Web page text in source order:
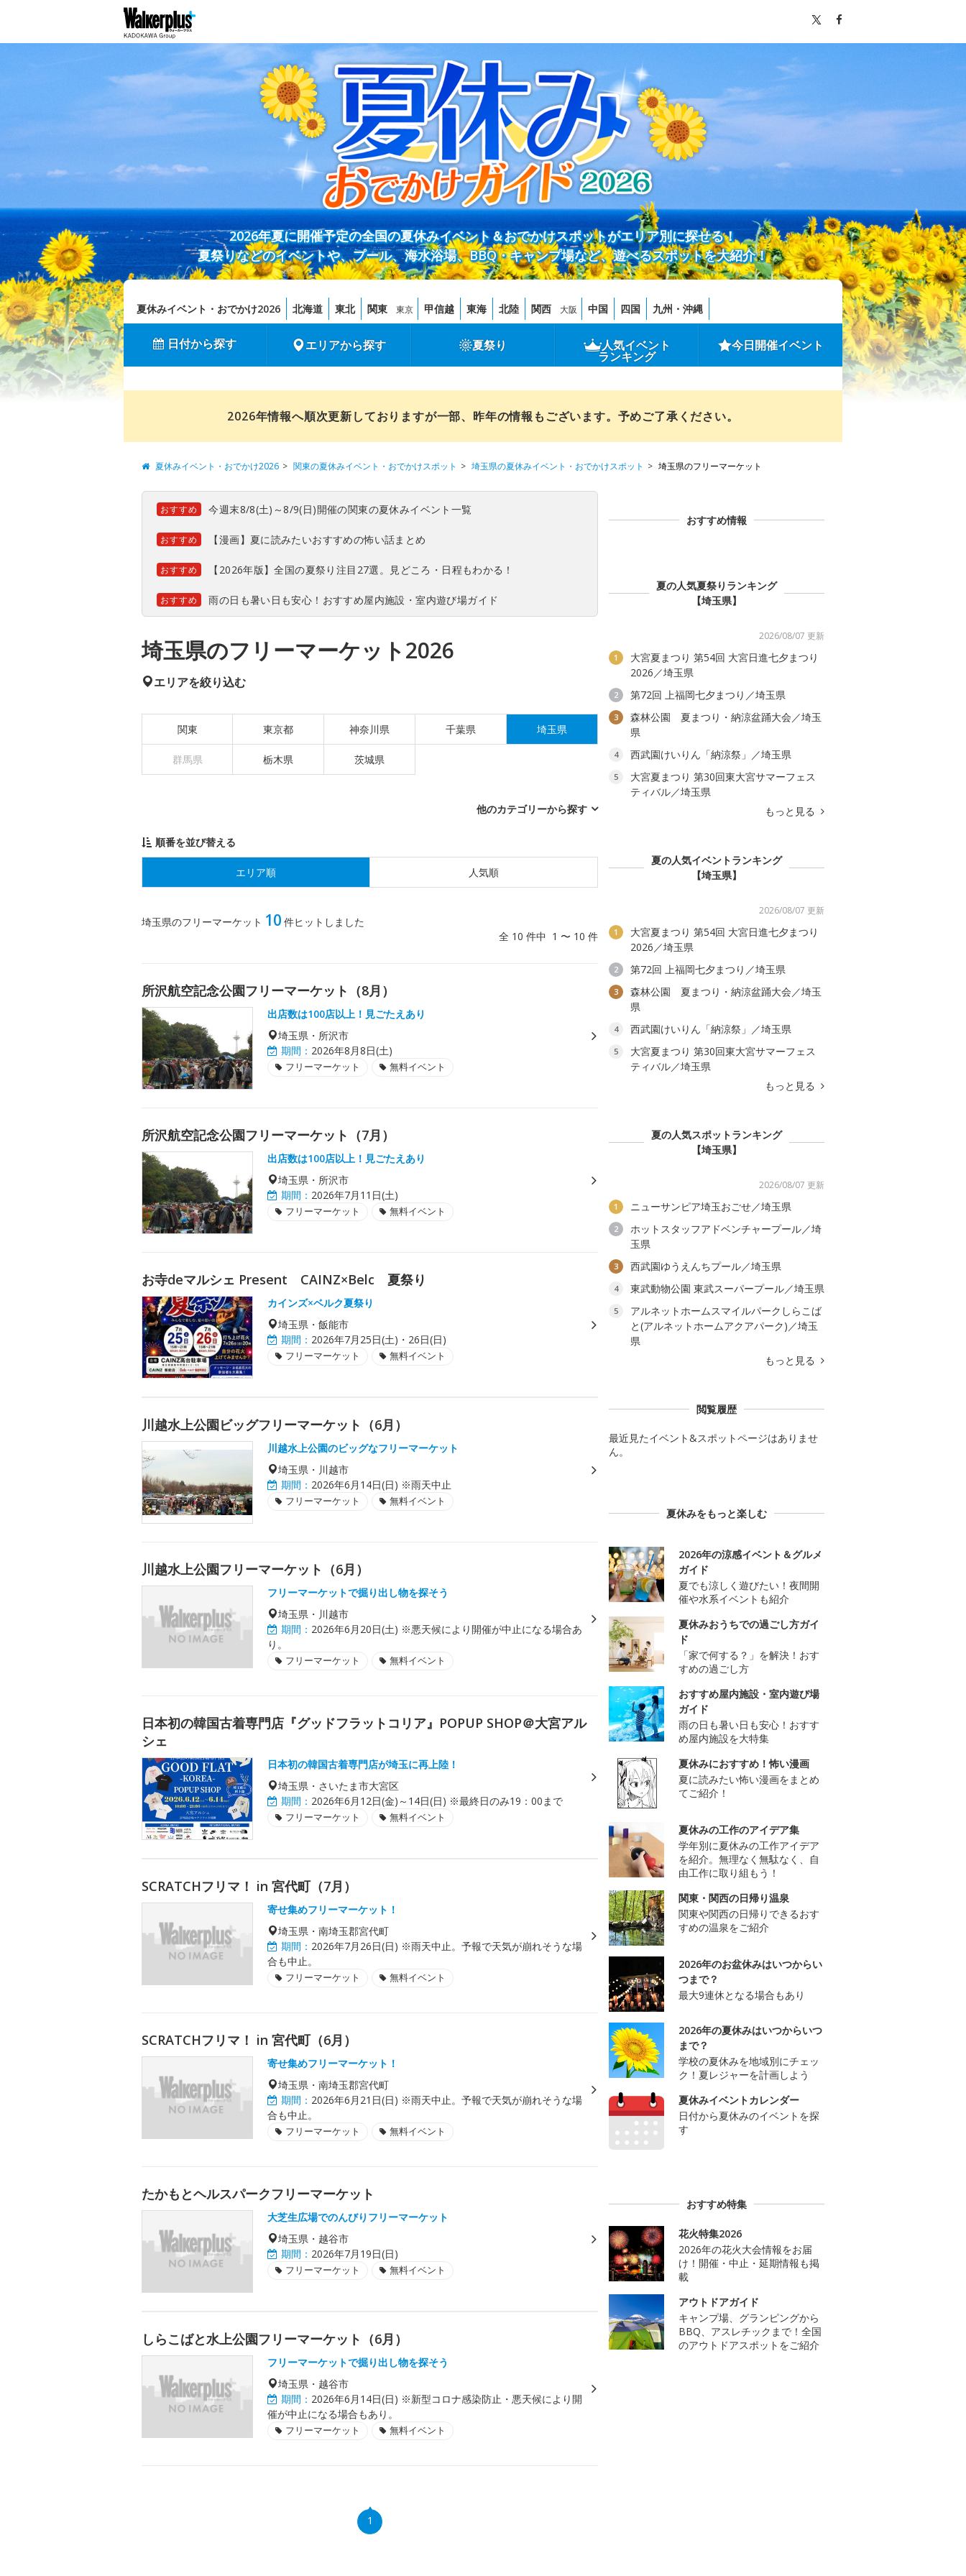
2026年夏に開催予定の全国の夏休みイベント＆おでかけスポットがエリア別に探せる！
夏祭りなどのイベントや、プール、海水浴場、BBQ・キャンプ場など、遊べるスポットを大紹介！
夏休みイベント・おでかけ2026 北海道 東北 関東 東京 甲信越 東海 北陸 関西 大阪 中国 四国 九州・沖縄
日付から探す エリアから探す 夏祭り 人気イベント
ランキング
今日開催イベント
2026年情報へ順次更新しておりますが一部、昨年の情報もございます。予めご了承ください。
夏休みイベント・おでかけ2026 関東の夏休みイベント・おでかけスポット 埼玉県の夏休みイベント・おでかけスポット 埼玉県のフリーマーケット
おすすめ 今週末8/8(土)～8/9(日)開催の関東の夏休みイベント一覧
おすすめ 【漫画】夏に読みたいおすすめの怖い話まとめ
おすすめ 【2026年版】全国の夏祭り注目27選。見どころ・日程もわかる！
おすすめ 雨の日も暑い日も安心！おすすめ屋内施設・室内遊び場ガイド
埼玉県のフリーマーケット2026
エリアを絞り込む
関東 東京都 神奈川県 千葉県 埼玉県
群馬県 栃木県 茨城県
他のカテゴリーから探す
順番を並び替える
エリア順 人気順
埼玉県のフリーマーケット 10 件ヒットしました
全 10 件中 1 〜 10 件
所沢航空記念公園フリーマーケット（8月）
出店数は100店以上！見ごたえあり
埼玉県・所沢市
期間： 2026年8月8日(土)
フリーマーケット 無料イベント
所沢航空記念公園フリーマーケット（7月）
出店数は100店以上！見ごたえあり
埼玉県・所沢市
期間： 2026年7月11日(土)
フリーマーケット 無料イベント
お寺deマルシェ Present CAINZ×Belc 夏祭り
カインズ×ベルク夏祭り
埼玉県・飯能市
期間： 2026年7月25日(土)・26日(日)
フリーマーケット 無料イベント
川越水上公園ビッグフリーマーケット（6月）
川越水上公園のビッグなフリーマーケット
埼玉県・川越市
期間： 2026年6月14日(日) ※雨天中止
フリーマーケット 無料イベント
川越水上公園フリーマーケット（6月）
フリーマーケットで掘り出し物を探そう
埼玉県・川越市
期間： 2026年6月20日(土) ※悪天候により開催が中止になる場合あ
り。
フリーマーケット 無料イベント
日本初の韓国古着専門店『グッドフラットコリア』POPUP SHOP＠大宮アル
シェ
日本初の韓国古着専門店が埼玉に再上陸！
埼玉県・さいたま市大宮区
期間： 2026年6月12日(金)～14日(日) ※最終日のみ19：00まで
フリーマーケット 無料イベント
SCRATCHフリマ！ in 宮代町（7月）
寄せ集めフリーマーケット！
埼玉県・南埼玉郡宮代町
期間： 2026年7月26日(日) ※雨天中止。予報で天気が崩れそうな場
合も中止。
フリーマーケット 無料イベント
SCRATCHフリマ！ in 宮代町（6月）
寄せ集めフリーマーケット！
埼玉県・南埼玉郡宮代町
期間： 2026年6月21日(日) ※雨天中止。予報で天気が崩れそうな場
合も中止。
フリーマーケット 無料イベント
たかもとヘルスパークフリーマーケット
大芝生広場でのんびりフリーマーケット
埼玉県・越谷市
期間： 2026年7月19日(日)
フリーマーケット 無料イベント
しらこばと水上公園フリーマーケット（6月）
フリーマーケットで掘り出し物を探そう
埼玉県・越谷市
期間： 2026年6月14日(日) ※新型コロナ感染防止・悪天候により開
催が中止になる場合もあり。
フリーマーケット 無料イベント
1
おすすめ情報
夏の人気夏祭りランキング
【埼玉県】
2026/08/07 更新
1
大宮夏まつり 第54回 大宮日進七夕まつり
2026／埼玉県
2 第72回 上福岡七夕まつり／埼玉県
3
森林公園 夏まつり・納涼盆踊大会／埼玉
県
4 西武園けいりん「納涼祭」／埼玉県
5
大宮夏まつり 第30回東大宮サマーフェス
ティバル／埼玉県
もっと見る
夏の人気イベントランキング
【埼玉県】
2026/08/07 更新
1
大宮夏まつり 第54回 大宮日進七夕まつり
2026／埼玉県
2 第72回 上福岡七夕まつり／埼玉県
3
森林公園 夏まつり・納涼盆踊大会／埼玉
県
4 西武園けいりん「納涼祭」／埼玉県
5
大宮夏まつり 第30回東大宮サマーフェス
ティバル／埼玉県
もっと見る
夏の人気スポットランキング
【埼玉県】
2026/08/07 更新
1 ニューサンピア埼玉おごせ／埼玉県
2
ホットスタッフアドベンチャープール／埼
玉県
3 西武園ゆうえんちプール／埼玉県
4 東武動物公園 東武スーパープール／埼玉県
5
アルネットホームスマイルパークしらこば
と(アルネットホームアクアパーク)／埼玉
県
もっと見る
閲覧履歴
最近見たイベント&スポットページはありませ
ん。
夏休みをもっと楽しむ
2026年の涼感イベント＆グルメ
ガイド
夏でも涼しく遊びたい！夜間開
催や水系イベントも紹介
夏休みおうちでの過ごし方ガイ
ド
「家で何する？」を解決！おす
すめの過ごし方
おすすめ屋内施設・室内遊び場
ガイド
雨の日も暑い日も安心！おすす
め屋内施設を大特集
夏休みにおすすめ！怖い漫画
夏に読みたい怖い漫画をまとめ
てご紹介！
夏休みの工作のアイデア集
学年別に夏休みの工作アイデア
を紹介。無理なく無駄なく、自
由工作に取り組もう！
関東・関西の日帰り温泉
関東や関西の日帰りできるおす
すめの温泉をご紹介
2026年のお盆休みはいつからい
つまで？
最大9連休となる場合もあり
2026年の夏休みはいつからいつ
まで？
学校の夏休みを地域別にチェッ
ク！夏レジャーを計画しよう
夏休みイベントカレンダー
日付から夏休みのイベントを探
す
おすすめ特集
花火特集2026
2026年の花火大会情報をお届
け！開催・中止・延期情報も掲
載
アウトドアガイド
キャンプ場、グランピングから
BBQ、アスレチックまで！全国
のアウトドアスポットをご紹介